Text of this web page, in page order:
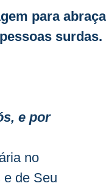
para
pessoas surdas.
e por
no
e de Seu